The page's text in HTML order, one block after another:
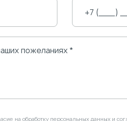
на обработку персональных данных и